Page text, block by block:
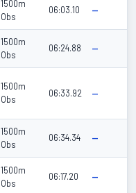
1500m
Obs
06:03.10 —
1500m
Obs
06:24.88 —
1500m
Obs
06:33.92 —
1500m
Obs
06:34.34 —
1500m
Obs
06:17.20 —